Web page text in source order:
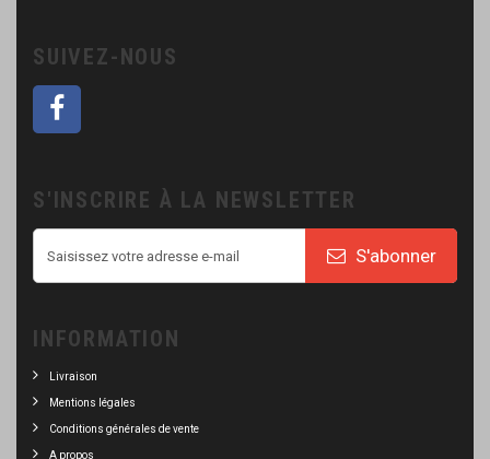
SUIVEZ-NOUS
S'INSCRIRE À LA NEWSLETTER
S'abonner
INFORMATION
Livraison
Mentions légales
Conditions générales de vente
A propos